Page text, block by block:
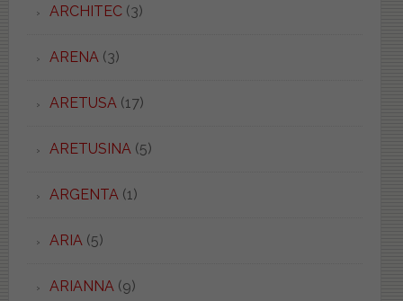
ARCHITEC(3)
ARENA (3)
ARETUSA (17)
ARETUSINA (5)
ARGENTA (1)
ARIA (5)
ARIANNA (9)